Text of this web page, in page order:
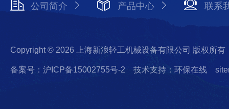
公司简介 产品中心 联系
Copyright © 2026 上海新浪轻工机械设备有限公司 版权所有
备案号：沪ICP备15002755号-2 技术支持：环保在线